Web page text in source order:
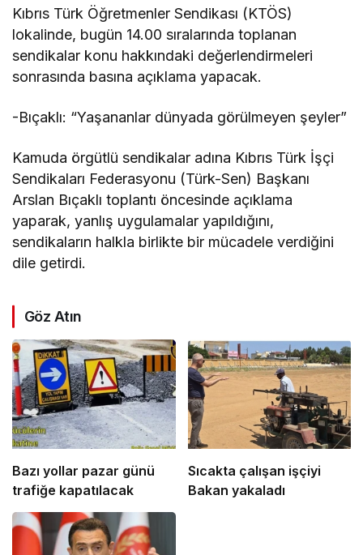
Kıbrıs Türk Öğretmenler Sendikası (KTÖS)
lokalinde, bugün 14.00 sıralarında toplanan
sendikalar konu hakkındaki değerlendirmeleri
sonrasında basına açıklama yapacak.
-Bıçaklı: “Yaşananlar dünyada görülmeyen şeyler”
Kamuda örgütlü sendikalar adına Kıbrıs Türk İşçi
Sendikaları Federasyonu (Türk-Sen) Başkanı
Arslan Bıçaklı toplantı öncesinde açıklama
yaparak, yanlış uygulamalar yapıldığını,
sendikaların halkla birlikte bir mücadele verdiğini
dile getirdi.
Göz Atın
Bazı yollar pazar günü
trafiğe kapatılacak
Sıcakta çalışan işçiyi
Bakan yakaladı